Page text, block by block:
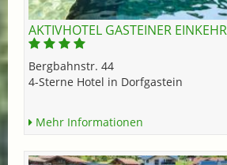
AKTIVHOTEL GASTEINER EINKEHR
Bergbahnstr. 44
4-Sterne Hotel in Dorfgastein
Mehr Informationen